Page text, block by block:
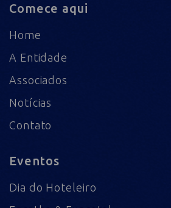
Comece aqui
Home
A Entidade
Associados
Notícias
Contato
Eventos
Dia do Hoteleiro